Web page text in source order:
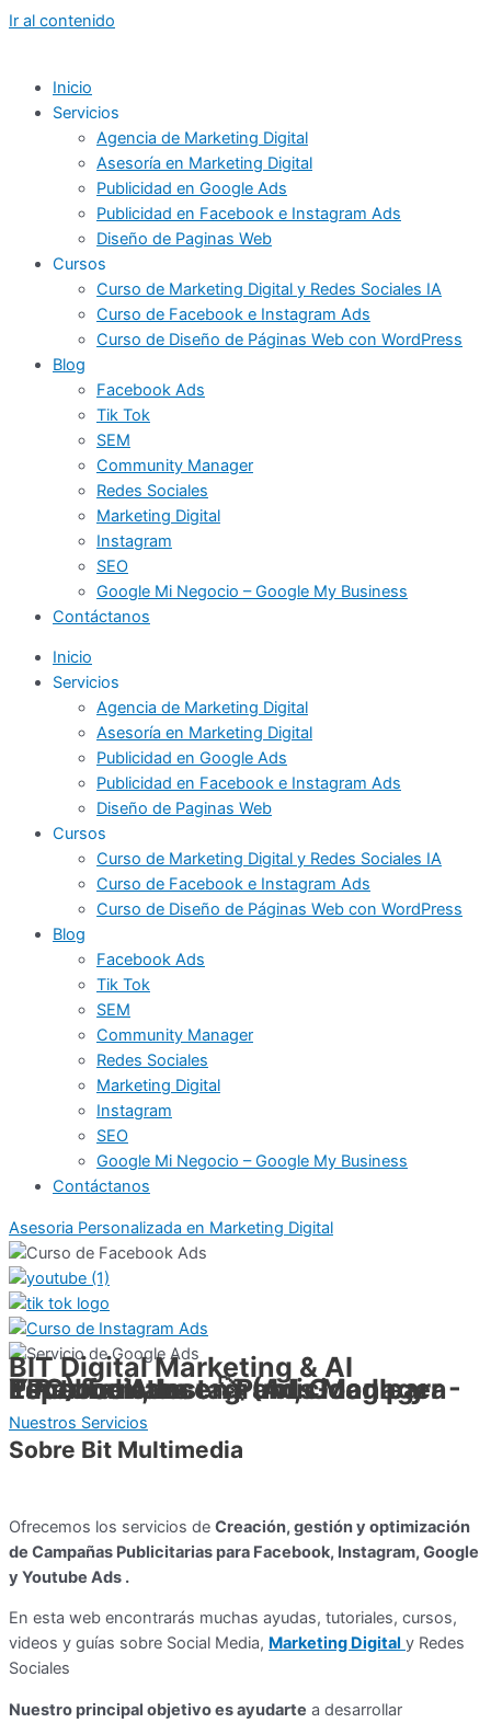
Ir al contenido
Inicio
Servicios
Agencia de Marketing Digital
Asesoría en Marketing Digital
Publicidad en Google Ads
Publicidad en Facebook e Instagram Ads
Diseño de Paginas Web
Cursos
Curso de Marketing Digital y Redes Sociales IA
Curso de Facebook e Instagram Ads
Curso de Diseño de Páginas Web con WordPress
Blog
Facebook Ads
Tik Tok
SEM
Community Manager
Redes Sociales
Marketing Digital
Instagram
SEO
Google Mi Negocio – Google My Business
Contáctanos
Inicio
Servicios
Agencia de Marketing Digital
Asesoría en Marketing Digital
Publicidad en Google Ads
Publicidad en Facebook e Instagram Ads
Diseño de Paginas Web
Cursos
Curso de Marketing Digital y Redes Sociales IA
Curso de Facebook e Instagram Ads
Curso de Diseño de Páginas Web con WordPress
Blog
Facebook Ads
Tik Tok
SEM
Community Manager
Redes Sociales
Marketing Digital
Instagram
SEO
Google Mi Negocio – Google My Business
Contáctanos
Asesoria Personalizada en Marketing Digital
BIT Digital Marketing & AI
Especialistas en Publicidad para Facebook, Instagram, Google y Youtube Ads.
+ Performance 🚀 (Ads Manager - PPC)
Nuestros Servicios
Sobre Bit Multimedia
Ofrecemos los servicios de Creación, gestión y optimización
de Campañas Publicitarias para Facebook, Instagram, Google
y Youtube Ads .
En esta web encontrarás muchas ayudas, tutoriales, cursos,
videos y guías sobre Social Media, Marketing Digital y Redes
Sociales
Nuestro principal objetivo es ayudarte a desarrollar